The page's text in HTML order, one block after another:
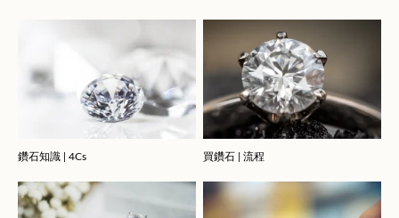
鑽石知識 | 4Cs 買鑽石 | 流程